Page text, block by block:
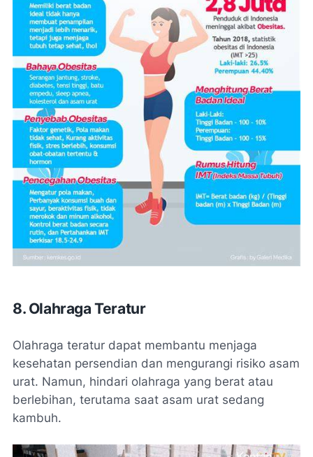
8. Olahraga Teratur
Olahraga teratur dapat membantu menjaga
kesehatan persendian dan mengurangi risiko asam
urat. Namun, hindari olahraga yang berat atau
berlebihan, terutama saat asam urat sedang
kambuh.